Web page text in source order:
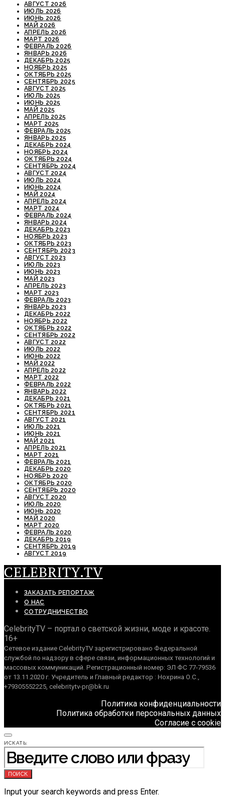
АВГУСТ 2026
ИЮЛЬ 2026
ИЮНЬ 2026
МАЙ 2026
АПРЕЛЬ 2026
МАРТ 2026
ФЕВРАЛЬ 2026
ЯНВАРЬ 2026
ДЕКАБРЬ 2025
НОЯБРЬ 2025
ОКТЯБРЬ 2025
СЕНТЯБРЬ 2025
АВГУСТ 2025
ИЮЛЬ 2025
ИЮНЬ 2025
МАЙ 2025
АПРЕЛЬ 2025
МАРТ 2025
ФЕВРАЛЬ 2025
ЯНВАРЬ 2025
ДЕКАБРЬ 2024
НОЯБРЬ 2024
ОКТЯБРЬ 2024
СЕНТЯБРЬ 2024
АВГУСТ 2024
ИЮЛЬ 2024
ИЮНЬ 2024
МАЙ 2024
АПРЕЛЬ 2024
МАРТ 2024
ФЕВРАЛЬ 2024
ЯНВАРЬ 2024
ДЕКАБРЬ 2023
НОЯБРЬ 2023
ОКТЯБРЬ 2023
СЕНТЯБРЬ 2023
АВГУСТ 2023
ИЮЛЬ 2023
ИЮНЬ 2023
МАЙ 2023
АПРЕЛЬ 2023
МАРТ 2023
ФЕВРАЛЬ 2023
ЯНВАРЬ 2023
ДЕКАБРЬ 2022
НОЯБРЬ 2022
ОКТЯБРЬ 2022
СЕНТЯБРЬ 2022
АВГУСТ 2022
ИЮЛЬ 2022
ИЮНЬ 2022
МАЙ 2022
АПРЕЛЬ 2022
МАРТ 2022
ФЕВРАЛЬ 2022
ЯНВАРЬ 2022
ДЕКАБРЬ 2021
ОКТЯБРЬ 2021
СЕНТЯБРЬ 2021
АВГУСТ 2021
ИЮЛЬ 2021
ИЮНЬ 2021
МАЙ 2021
АПРЕЛЬ 2021
МАРТ 2021
ФЕВРАЛЬ 2021
ДЕКАБРЬ 2020
НОЯБРЬ 2020
ОКТЯБРЬ 2020
СЕНТЯБРЬ 2020
АВГУСТ 2020
ИЮЛЬ 2020
ИЮНЬ 2020
МАЙ 2020
МАРТ 2020
ФЕВРАЛЬ 2020
ДЕКАБРЬ 2019
СЕНТЯБРЬ 2019
АВГУСТ 2019
CELEBRITY.TV
ЗАКАЗАТЬ РЕПОРТАЖ
О НАС
СОТРУДНИЧЕСТВО
CelebrityTV – портал о светской жизни, моде и красоте.
16+
Сетевое издание CelebrityTV зарегистрировано Федеральной
службой по надзору в сфере связи, информационных технологий и
массовых коммуникаций. Регистрационный номер: ЭЛ ФС 77-79536
от 13.11.2020 г. Учредитель и Главный редактор : Нохрина О.С.,
+79305552225, celebritytv-pr@bk.ru
Политика конфиденциальности
Политика обработки персональных данных
Согласие с cookie
ИСКАТЬ:
ПОИСК
Input your search keywords and press Enter.